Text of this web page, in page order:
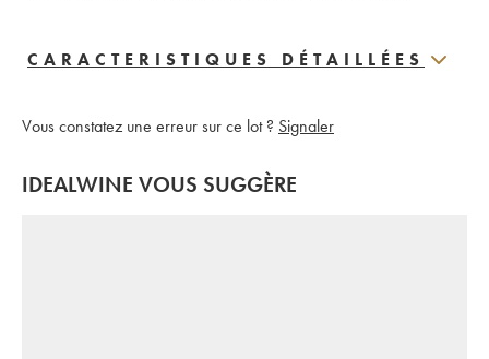
CARACTERISTIQUES DÉTAILLÉES
Vous constatez une erreur sur ce lot ? Signaler
IDEALWINE VOUS SUGGÈRE